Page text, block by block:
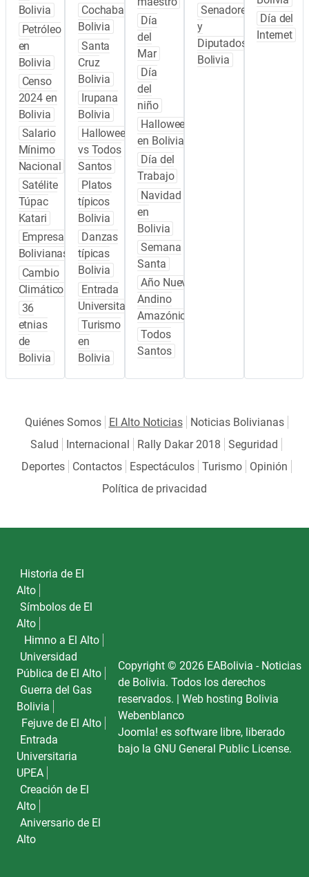
Bolivia
Petróleo
en
Bolivia
Censo
2024 en
Bolivia
Salario
Mínimo
Nacional
Satélite
Túpac
Katari
Empresas
Bolivianas
Cambio
Climático
36
etnias
de
Bolivia
Cochabamba
Bolivia
Santa
Cruz
Bolivia
Irupana
Bolivia
Halloween
vs Todos
Santos
Platos
típicos
Bolivia
Danzas
típicas
Bolivia
Entrada
Universitaria
Turismo
en
Bolivia
Día
del
Mar
Día
del
niño
Halloween
en Bolivia
Día del
Trabajo
Navidad
en
Bolivia
Semana
Santa
Año Nuevo
Andino
Amazónico
Todos
Santos
Senadores
y
Diputados
Bolivia
Día del
Internet
Quiénes Somos El Alto Noticias
Noticias Bolivianas
Salud
Internacional Rally Dakar 2018
Seguridad
Deportes
Contactos Espectáculos Turismo
Opinión
Política de privacidad
Historia de El
Alto
Símbolos de El
Alto
Himno a El Alto
Universidad
Pública de El Alto
Guerra del Gas
Bolivia
Fejuve de El Alto
Entrada
Universitaria
UPEA
Creación de El
Alto
Aniversario de El
Alto
Copyright © 2026 EABolivia - Noticias
de Bolivia. Todos los derechos
reservados. |Web hosting Bolivia
Webenblanco
Joomla! es software libre, liberado
bajo la GNU General Public License.